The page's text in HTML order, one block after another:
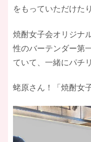
をもっていただけた
焼酎女子会オリジナ
性のバーテンダー第
ていて、一緒にパチリ
蛯原さん！「焼酎女